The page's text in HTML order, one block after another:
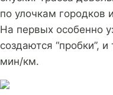
по улочкам городков
На первых особенно
создаются “пробки”,
мин/км.